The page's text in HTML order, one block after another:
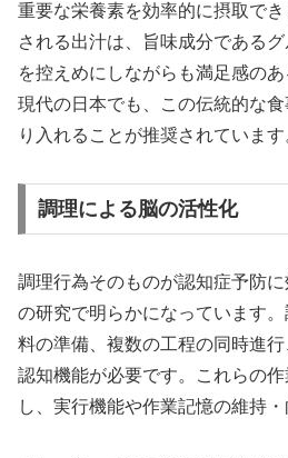
重要な栄養素を効率的に摂取で
される出汁は、旨味成分である
を控えめにしながらも満足感のあ
現代の日本でも、この伝統的な
り入れることが推奨されています
調理による脳の活性化
調理行為そのものが認知症予防
の研究で明らかになっています
料の準備、複数の工程の同時進
認知機能が必要です。これらの
し、実行機能や作業記憶の維持・